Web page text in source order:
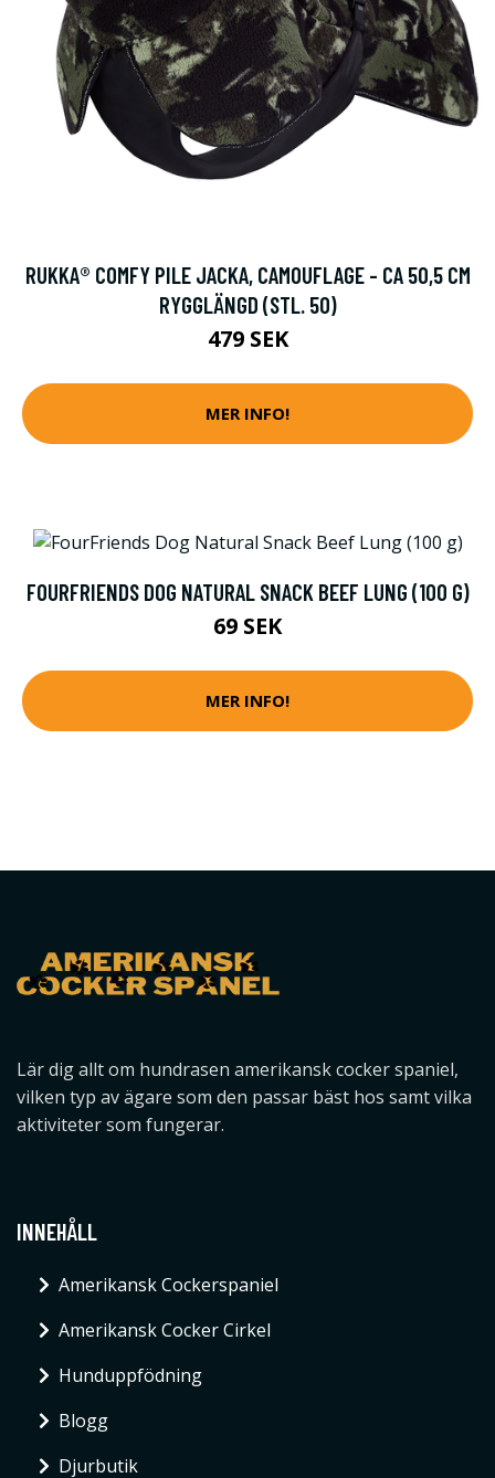
RUKKA® COMFY PILE JACKA, CAMOUFLAGE - CA 50,5 CM
RYGGLÄNGD (STL. 50)
479 SEK
MER INFO!
FOURFRIENDS DOG NATURAL SNACK BEEF LUNG (100 G)
69 SEK
MER INFO!
Lär dig allt om hundrasen amerikansk cocker spaniel,
vilken typ av ägare som den passar bäst hos samt vilka
aktiviteter som fungerar.
INNEHÅLL
Amerikansk Cockerspaniel
Amerikansk Cocker Cirkel
Hunduppfödning
Blogg
Djurbutik